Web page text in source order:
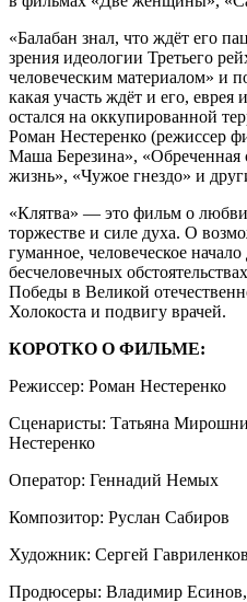
«Балабан знал, что ждёт его
зрения идеологии Третьего
человеческим материалом» и
какая участь ждёт и его,
остался на оккупированной
Роман Нестеренко (режиссер
Маша Березина», «Обреченная
жизнь», «Чужое гнездо» и
«Клятва» — это фильм о
торжестве и силе духа. О
гуманное, человеческое
бесчеловечных
Победы в Великой
Холокоста и подвигу врачей.
КОРОТКО О ФИЛЬМЕ:
Режиссер: Роман Нестеренко
Сценаристы: Татьяна
Нестеренко
Оператор: Геннадий Немых
Композитор: Руслан Сабиров
Художник: Сергей Гавриленков
Продюсеры: Владимир